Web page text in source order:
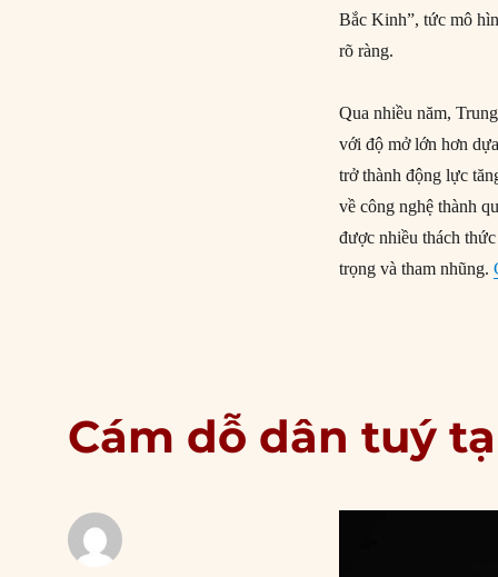
Bắc Kinh”, tức mô
rõ ràng.
Qua nhiều năm,
với độ mở lớn hơn
trở thành động lực
về công nghệ thành
được nhiều thách
trọng và tham nhũng.
Cám dỗ dân tuý